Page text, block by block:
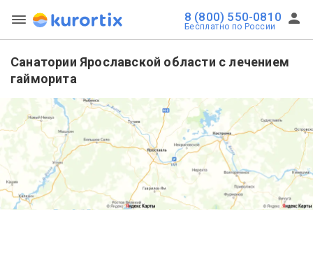
8 (800) 550-0810
Бесплатно по России
Санатории Ярославской области с лечением
гайморита